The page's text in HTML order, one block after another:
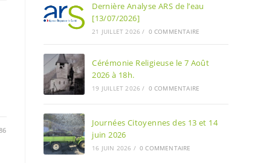
Dernière Analyse ARS de l’eau
[13/07/2026]
21 JUILLET 2026 / 0 COMMENTAIRE
Cérémonie Religieuse le 7 Août
2026 à 18h.
19 JUILLET 2026 / 0 COMMENTAIRE
Journées Citoyennes des 13 et 14
juin 2026
16 JUIN 2026 / 0 COMMENTAIRE